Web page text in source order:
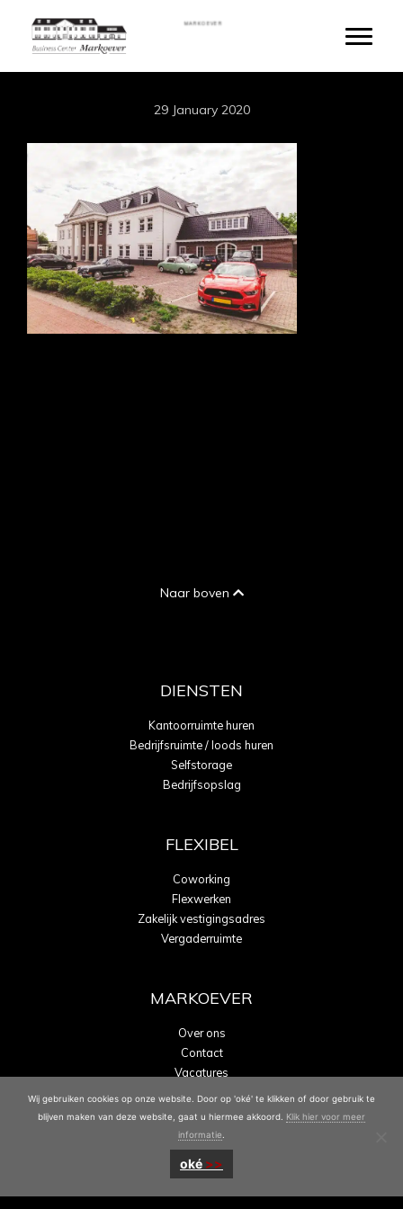
to
main
MARKOEVER
29 January 2020
Naar boven
DIENSTEN
Kantoorruimte huren
Bedrijfsruimte / loods huren
Selfstorage
Bedrijfsopslag
FLEXIBEL
Coworking
Flexwerken
Zakelijk vestigingsadres
Vergaderruimte
MARKOEVER
Over ons
Contact
Vacatures
Energielabel A
Wij gebruiken cookies op onze website. Door op 'oké' te klikken of door gebruik te
blijven maken van deze website, gaat u hiermee akkoord. Klik hier voor meer
informatie
oké